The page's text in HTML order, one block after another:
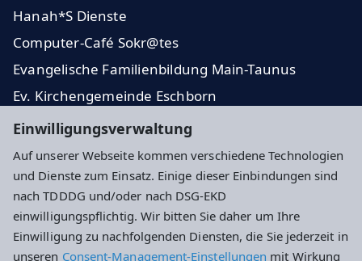
Einwilligungsverwaltung
Auf unserer Webseite kommen verschiedene Technologien
und Dienste zum Einsatz. Einige dieser Einbindungen sind
nach TDDDG und/oder nach DSG-EKD
einwilligungspflichtig. Wir bitten Sie daher um Ihre
Einwilligung zu nachfolgenden Diensten, die Sie jederzeit in
unseren Consent-Management-Einstellungen mit Wirkung
Hanah*S Dienste
Computer-Café Sokr@tes
Evangelische Familienbildung Main-Taunus
Ev. Kirchengemeinde Eschborn
Dekanat Kronberg
Stadt Eschborn
Impressum Datenschutz Cookie-Einstellungen
Adresse